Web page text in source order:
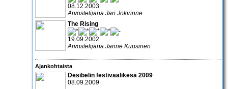
08.12.2003
Arvostelijana Jari Jokirinne
The Rising
19.09.2002
Arvostelijana Janne Kuusinen
Ajankohtaista
Desibelin festivaalikesä 2009
08.09.2009